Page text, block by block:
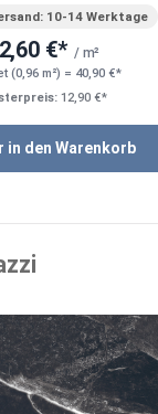
10-14 Werktage
€* / m²
(0,96 m²) = 40,90 €*
12,90 €*
in den Warenkorb